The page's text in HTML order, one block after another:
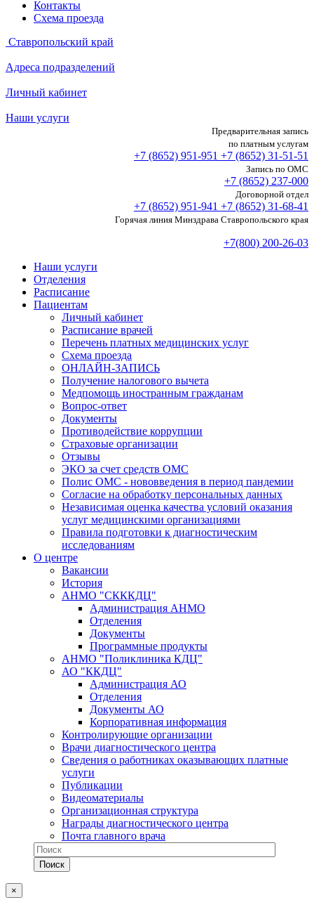
Контакты
Схема проезда
Ставропольский край
Адреса подразделений
Личный кабинет
Наши услуги
Предварительная запись
по платным услугам
+7 (8652) 951-951 +7 (8652) 31-51-51
Запись по ОМС
+7 (8652) 237-000
Договорной отдел
+7 (8652) 951-941 +7 (8652) 31-68-41
Горячая линия Минздрава Ставропольского края
+7(800) 200-26-03
Наши услуги
Отделения
Расписание
Пациентам
Личный кабинет
Расписание врачей
Перечень платных медицинских услуг
Схема проезда
ОНЛАЙН-ЗАПИСЬ
Получение налогового вычета
Медпомощь иностранным гражданам
Вопрос-ответ
Документы
Противодействие коррупции
Страховые организации
Отзывы
ЭКО за счет средств ОМС
Полис ОМС - нововведения в период пандемии
Согласие на обработку персональных данных
Независимая оценка качества условий оказания
услуг медицинскими организациями
Правила подготовки к диагностическим
исследованиям
О центре
Вакансии
История
АНМО "СКККДЦ"
Администрация АНМО
Отделения
Документы
Программные продукты
АНМО "Поликлиника КДЦ"
АО "ККДЦ"
Администрация АО
Отделения
Документы АО
Корпоративная информация
Контролирующие организации
Врачи диагностического центра
Сведения о работниках оказывающих платные
услуги
Публикации
Видеоматериалы
Организационная структура
Награды диагностического центра
Почта главного врача
×